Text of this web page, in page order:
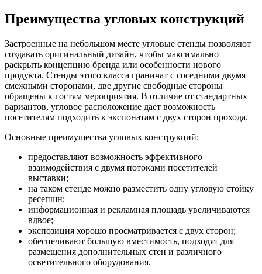
Преимущества угловых конструкций
Застроенные на небольшом месте угловые стенды позволяют
создавать оригинальный дизайн, чтобы максимально
раскрыть концепцию бренда или особенности нового
продукта. Стенды этого класса граничат с соседними двумя
смежными сторонами, две другие свободные стороны
обращены к гостям мероприятия. В отличие от стандартных
вариантов, угловое расположение дает возможность
посетителям подходить к экспонатам с двух сторон прохода.
Основные преимущества угловых конструкций:
предоставляют возможность эффективного
взаимодействия с двумя потоками посетителей
выставки;
на таком стенде можно разместить одну угловую стойку
ресепшн;
информационная и рекламная площадь увеличиваются
вдвое;
экспозиция хорошо просматривается с двух сторон;
обеспечивают большую вместимость, подходят для
размещения дополнительных стен и различного
осветительного оборудования.